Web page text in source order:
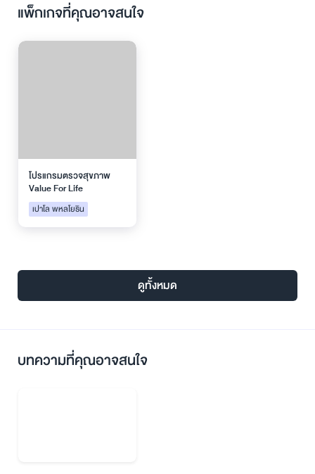
แพ็กเกจที่คุณอาจสนใจ
โปรแกรมตรวจสุขภาพ
Value For Life
เปาโล พหลโยธิน
ดูทั้งหมด
บทความที่คุณอาจสนใจ